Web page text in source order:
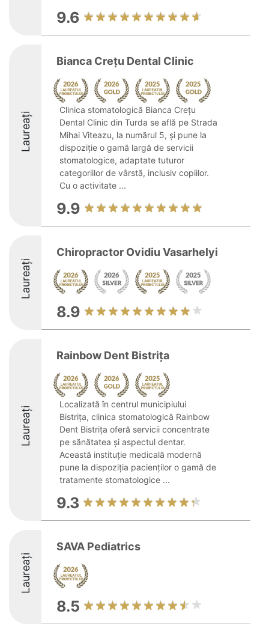
9.6
Laureați
Bianca Crețu Dental Clinic
Clinica stomatologică Bianca Crețu
Dental Clinic din Turda se află pe Strada
Mihai Viteazu, la numărul 5, și pune la
dispoziție o gamă largă de servicii
stomatologice, adaptate tuturor
categoriilor de vârstă, inclusiv copiilor.
Cu o activitate ...
9.9
Laureați
Chiropractor Ovidiu Vasarhelyi
8.9
Laureați
Rainbow Dent Bistrița
Localizată în centrul municipiului
Bistrița, clinica stomatologică Rainbow
Dent Bistrița oferă servicii concentrate
pe sănătatea și aspectul dentar.
Această instituție medicală modernă
pune la dispoziția pacienților o gamă de
tratamente stomatologice ...
9.3
Laureați
SAVA Pediatrics
8.5